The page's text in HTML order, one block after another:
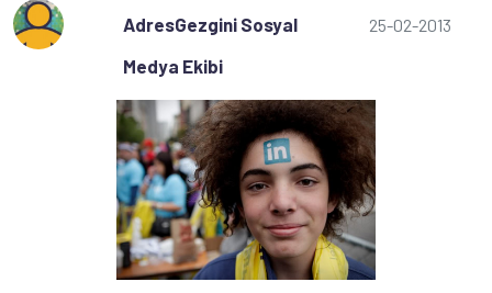
AdresGezgini Sosyal
Medya Ekibi
25-02-2013